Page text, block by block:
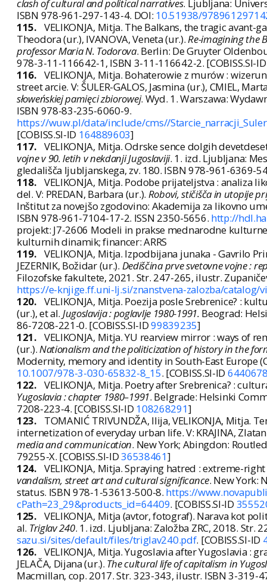
clash of cultural and political narratives. Ljubljana:
ISBN 978-961-297-143-4. DOI: 10.51938/
115. VELIKONJA, Mitja. The Balkans, the tragic avant-
Theodora (ur.), IVANOVA, Veneta (ur.).Re-imagining the
professor Maria N. Todorova. Berlin: De Gruyter
978-3-11-116642-1, ISBN 3-11-116642-2. [COBISS.SI-
116. VELIKONJA, Mitja. Bohaterowie z murów :
street arcie. V: ŠULER-GALOS, Jasmina (ur.), CMIEL,
słoweńskiej pamięci zbiorowej. Wyd. 1. Warszawa:
ISBN 978-83-235-6060-9.
https://wuw.pl/data/include/cms//
[COBISS.SI-ID 164889603]
117. VELIKONJA, Mitja. Odrske sence dolgih
vojne v 90. letih v nekdanji Jugoslaviji. 1. izd. Ljubljana:
gledališča ljubljanskega, zv. 180. ISBN 978-961-6369-
118. VELIKONJA, Mitja. Podobe prijateljstva : analiza
del. V: PREDAN, Barbara (ur.). Robovi, stičišča in utopije
Inštitut za novejšo zgodovino: Akademija za likovno
ISBN 978-961-7104-17-2. ISSN 2350-5656. http://
projekt: J7-2606 Modeli in prakse mednarodne
kulturnih dinamik; financer: ARRS
119. VELIKONJA, Mitja. Izpodbijana junaka - Gavrilo
JEZERNIK, Božidar (ur.). Dediščina prve svetovne vojne :
Filozofske fakultete, 2021. Str. 247-265, ilustr.
https://e-knjige.ff.uni-lj.si/znanstvena-zalozba/catalog/
120. VELIKONJA, Mitja. Poezija posle Srebrenice? :
(ur.), et al. Jugoslavija : poglavlje 1980-1991. Beograd:
86-7208-221-0. [COBISS.SI-ID99839235]
121. VELIKONJA, Mitja. YU rearview mirror : ways of
(ur.).Nationalism and the politicization of history in the
Modernity, memory and identity in South-East Europe
10.1007/978-3-030-65832-8_15. [COBISS.SI-ID
122. VELIKONJA, Mitja. Poetry after Srebrenica? :
Yugoslavia : chapter 1980–1991. Belgrade: Helsinki
7208-223-4. [COBISS.SI-ID 108268291]
123.
TOMANIĆ TRIVUNDŽA, Ilija, VELIKONJA,
internetization of everyday urban life. V: KRAJINA,
media and communication. New York; Abingdon:
79255-X. [COBISS.SI-ID36538461]
124. VELIKONJA, Mitja. Spraying hatred : extreme-
vandalism, street art and cultural significance. New York:
status. ISBN 978-1-53613-500-8. https://
cPath=23_29&products_id=64409. [COBISS.SI-ID
125. VELIKONJA, Mitja (avtor, fotograf). Narava kot
al. Triglav 240. 1. izd. Ljubljana: Založba ZRC, 2018.
sazu.si/sites/default/files/triglav240.pdf. [COBISS.SI-ID
126. VELIKONJA, Mitja. Yugoslavia after Yugoslavia :
JELAČA, Dijana (ur.). The cultural life of capitalism in
Macmillan, cop. 2017. Str. 323-343, ilustr. ISBN 3-319-